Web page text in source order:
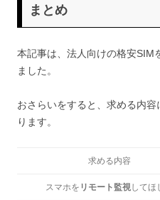
まとめ
本記事は、法人向けの格安SIM
ました。
おさらいをすると、求める内
ります。
求める内容
スマホを リモート監視してほ